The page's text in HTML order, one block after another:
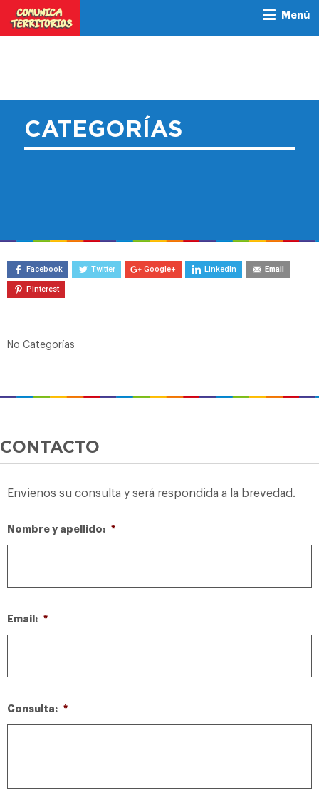
Menú
CATEGORÍAS
Facebook Twitter Google+ LinkedIn Email
Pinterest
No Categorías
CONTACTO
Envienos su consulta y será respondida a la brevedad.
Nombre y apellido: *
Email: *
Consulta: *